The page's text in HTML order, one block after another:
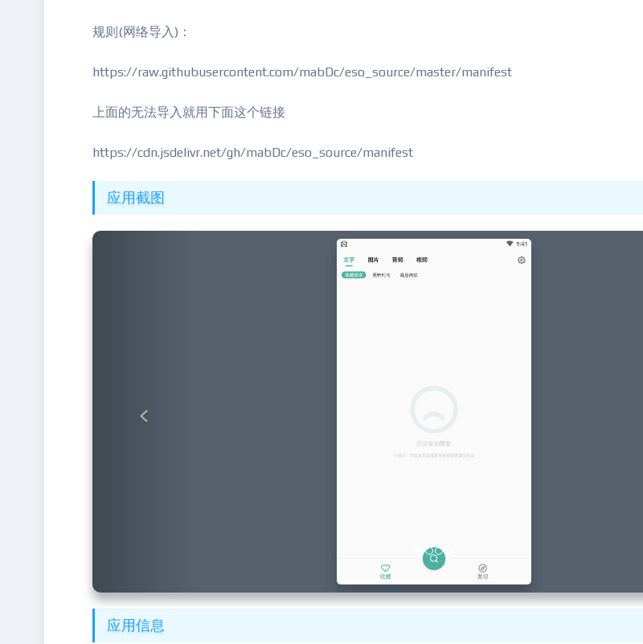
规则(网络导入)：
https://raw.githubusercontent.com/mabDc/eso_source/master/manifest
上面的无法导入就用下面这个链接
https://cdn.jsdelivr.net/gh/mabDc/eso_source/manifest
应用截图
应用信息